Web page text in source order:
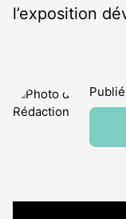
l’exposition